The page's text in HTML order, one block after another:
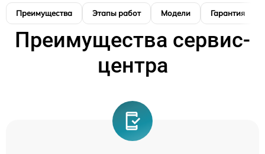
Преимущества Этапы работ Модели Гарантия
Преимущества сервис-
центра